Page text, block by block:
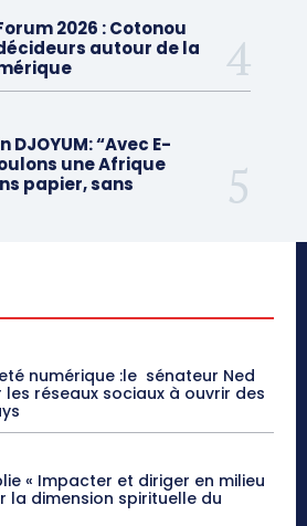
2026 : Cotonou
autour de la
DJOYUM: “Avec E-
une Afrique
papier, sans
numérique :le sénateur Ned
réseaux sociaux à ouvrir des
« Impacter et diriger en milieu
la dimension spirituelle du